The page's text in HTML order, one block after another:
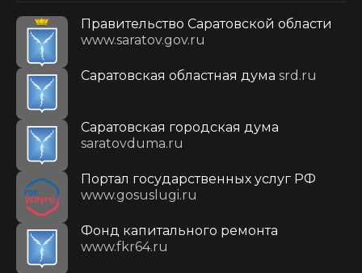
Правительство Саратовской области
www.saratov.gov.ru
Саратовская областная дума srd.ru
Саратовская городская дума
saratovduma.ru
Портал государственных услуг РФ
www.gosuslugi.ru
Фонд капитального ремонта
www.fkr64.ru